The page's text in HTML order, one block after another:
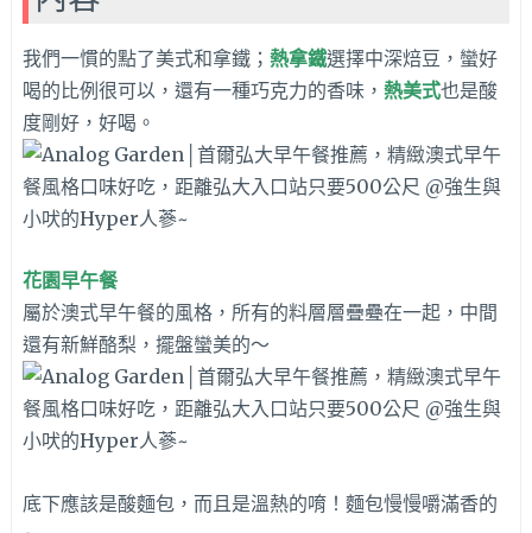
我們一慣的點了美式和拿鐵； 熱拿鐵選擇中深焙豆，蠻好
喝的比例很可以，還有一種巧克力的香味， 熱美式也是酸
度剛好，好喝。
花園早午餐
屬於澳式早午餐的風格，所有的料層層疊疉在一起，中間
還有新鮮酪梨，擺盤蠻美的～
底下應該是酸麵包，而且是溫熱的唷！麵包慢慢嚼滿香的